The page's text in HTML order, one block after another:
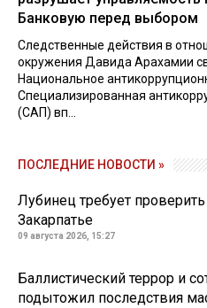
Банковую перед выбором
Следственные действия в
окружения Давида Арахамии
Национальное
Специализированная
(САП) вп...
ПОСЛЕДНИЕ НОВОСТИ »
Лубинец требует
Закарпатье
09 августа 2026, 15:27
Баллистический террор и
подытожил последствия